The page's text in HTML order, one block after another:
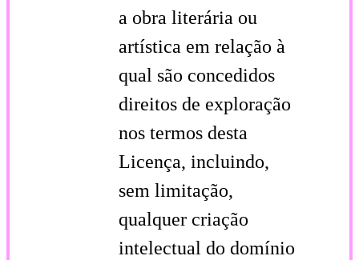
a obra literária ou
artística em relação à
qual são concedidos
direitos de exploração
nos termos desta
Licença, incluindo,
sem limitação,
qualquer criação
intelectual do domínio